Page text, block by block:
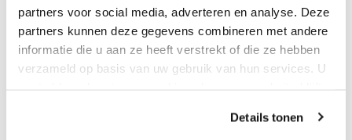
partners voor social media, adverteren en analyse. Deze
partners kunnen deze gegevens combineren met andere
informatie die u aan ze heeft verstrekt of die ze hebben
verzameld op basis van uw gebruik van hun services. U
Details tonen